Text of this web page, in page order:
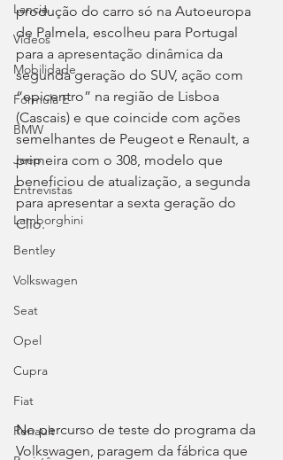
Lancia
Videos
Mobilidade
Fórmula E
BMW
Jeep
Entrevistas
Lamborghini
Bentley
Volkswagen
Seat
Opel
Cupra
Fiat
Renault
produção do carro só na Autoeuropa
de Palmela, escolheu para Portugal
para a apresentação dinâmica da
segunda geração do SUV, ação com
“epicentro” na região de Lisboa
(Cascais) e que coincide com ações
semelhantes de Peugeot e Renault, a
primeira com o 308, modelo que
beneficiou de atualização, a segunda
para apresentar a sexta geração do
Clio.
No percurso de teste do programa da
Volkswagen, paragem da fábrica que